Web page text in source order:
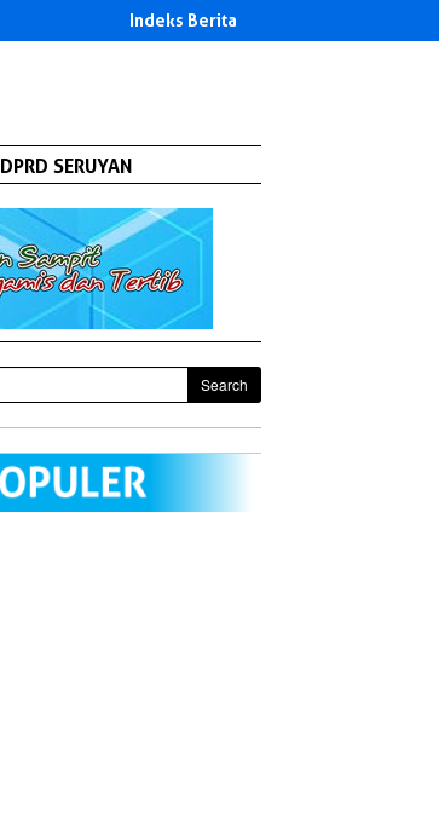
Indeks Berita
DPRD SERUYAN
Search